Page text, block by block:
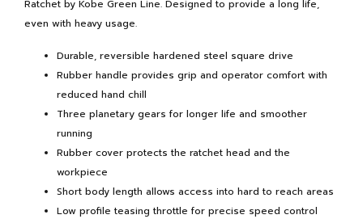
Ratchet by Kobe Green Line. Designed to provide a long life,
even with heavy usage.
Durable, reversible hardened steel square drive
Rubber handle provides grip and operator comfort with
reduced hand chill
Three planetary gears for longer life and smoother
running
Rubber cover protects the ratchet head and the
workpiece
Short body length allows access into hard to reach areas
Low profile teasing throttle for precise speed control